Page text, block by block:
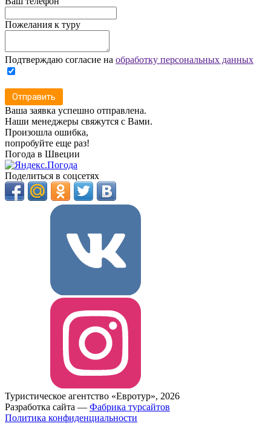
Пожелания к туру
Подтверждаю согласие на обработку персональных данных
Отправить
Ваша заявка успешно отправлена.
Наши менеджеры свяжутся с Вами.
Произошла ошибка,
попробуйте еще раз!
Погода в Швеции
Поделиться в соцсетях
Туристическое агентство «Евротур», 2026
Разработка сайта — Фабрика турсайтов
Политика конфиденциальности